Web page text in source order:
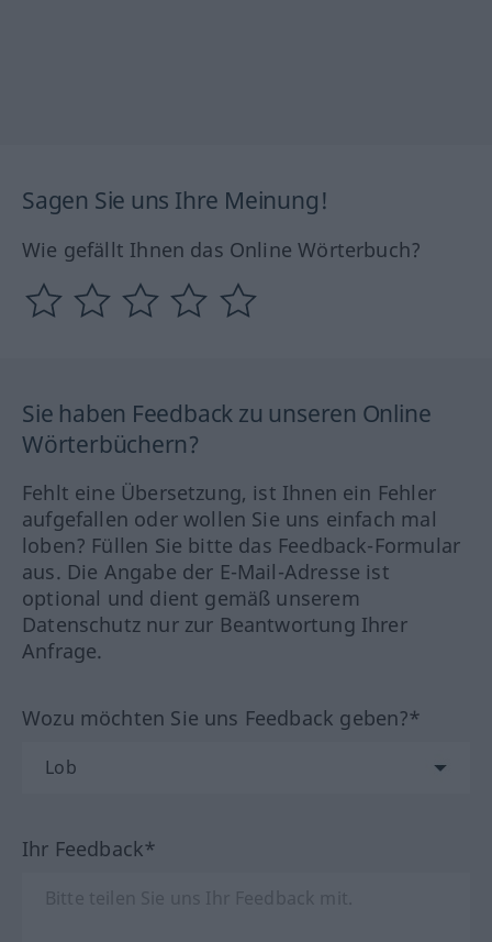
Sagen Sie uns Ihre Meinung!
Wie gefällt Ihnen das Online Wörterbuch?
Sie haben Feedback zu unseren Online
Wörterbüchern?
Fehlt eine Übersetzung, ist Ihnen ein Fehler
aufgefallen oder wollen Sie uns einfach mal
loben? Füllen Sie bitte das Feedback-Formular
aus. Die Angabe der E-Mail-Adresse ist
optional und dient gemäß unserem
Datenschutz nur zur Beantwortung Ihrer
Anfrage.
Wozu möchten Sie uns Feedback geben?*
Ihr Feedback*